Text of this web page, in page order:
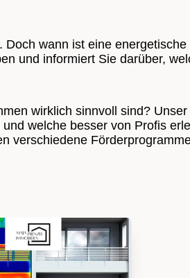
wann ist eine energetische
und informiert Sie darüber,
wirklich sinnvoll sind?
welche besser von Profis
verschiedene